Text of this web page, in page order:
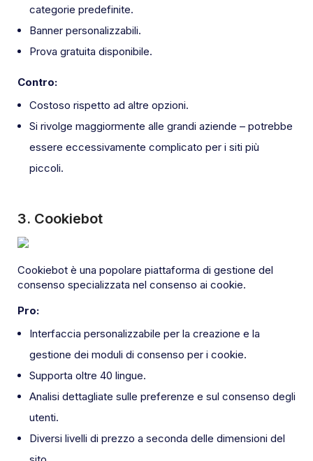
categorie predefinite.
Banner personalizzabili.
Prova gratuita disponibile.
Contro:
Costoso rispetto ad altre opzioni.
Si rivolge maggiormente alle grandi aziende – potrebbe
essere eccessivamente complicato per i siti più
piccoli.
3. Cookiebot
Cookiebot è una popolare piattaforma di gestione del
consenso specializzata nel consenso ai cookie.
Pro:
Interfaccia personalizzabile per la creazione e la
gestione dei moduli di consenso per i cookie.
Supporta oltre 40 lingue.
Analisi dettagliate sulle preferenze e sul consenso degli
utenti.
Diversi livelli di prezzo a seconda delle dimensioni del